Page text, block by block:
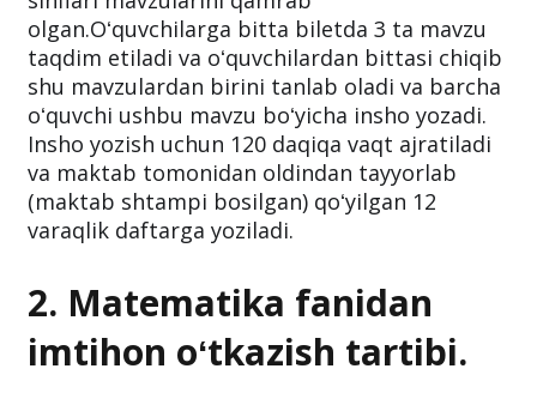
olgan.Oʻquvchilarga bitta biletda 3 ta mavzu
taqdim etiladi va oʻquvchilardan bittasi chiqib
shu mavzulardan birini tanlab oladi va barcha
oʻquvchi ushbu mavzu boʻyicha insho yozadi.
Insho yozish uchun 120 daqiqa vaqt ajratiladi
va maktab tomonidan oldindan tayyorlab
(maktab shtampi bosilgan) qoʻyilgan 12
varaqlik daftarga yoziladi.
2. Matematika fanidan
imtihon oʻtkazish tartibi.